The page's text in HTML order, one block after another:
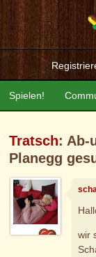
Spielen!
Tratsch: Ab-
Planegg
wir